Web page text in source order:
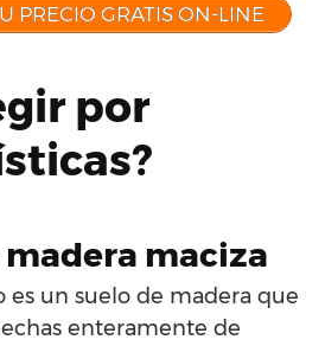
PRECIO GRATIS ON-LINE
por
maciza
es un suelo de madera que
enteramente de